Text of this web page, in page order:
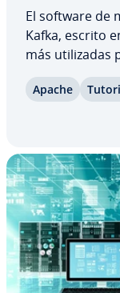
El software de
Kafka, escrito
más uti­li­za­das
de Kafka
Apache